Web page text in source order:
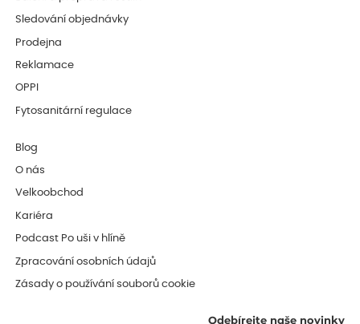
Sledování objednávky
Prodejna
Reklamace
OPPI
Fytosanitární regulace
Blog
O nás
Velkoobchod
Kariéra
Podcast Po uši v hlíně
Zpracování osobních údajů
Zásady o používání souborů cookie
Odebírejte naše novinky